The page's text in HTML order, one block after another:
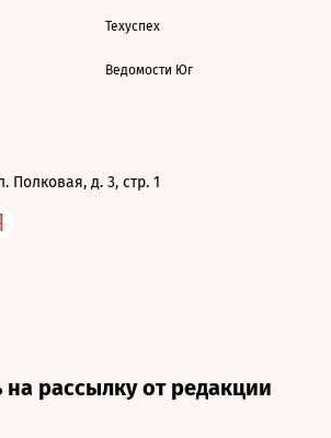
Техуспех
Ведомости Юг
Полковая, д. 3, стр. 1